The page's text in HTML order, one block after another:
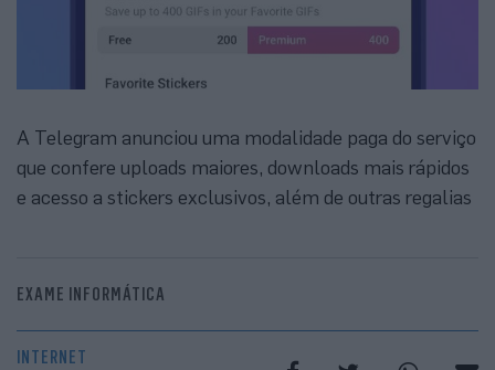
A Telegram anunciou uma modalidade paga do serviço
que confere uploads maiores, downloads mais rápidos
e acesso a stickers exclusivos, além de outras regalias
EXAME INFORMÁTICA
INTERNET